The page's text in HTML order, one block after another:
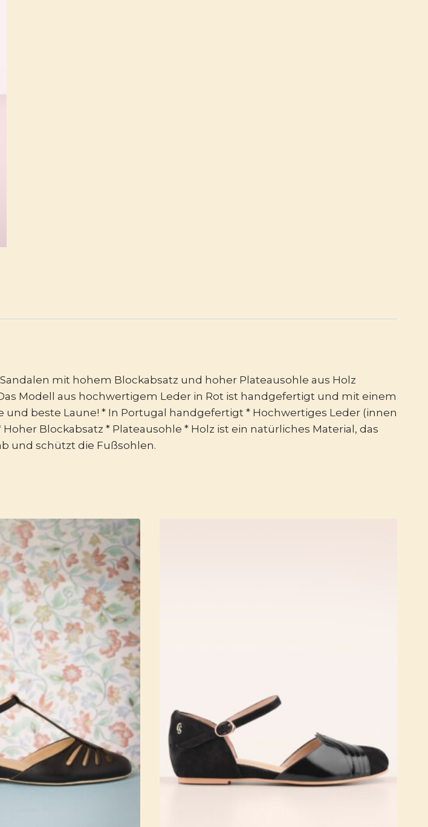
mit hohem Blockabsatz und hoher Plateausohle aus Holz
Modell aus hochwertigem Leder in Rot ist handgefertigt und mit einem
beste Laune! * In Portugal handgefertigt * Hochwertiges Leder (innen
Blockabsatz * Plateausohle * Holz ist ein natürliches Material, das
und schützt die Fußsohlen.